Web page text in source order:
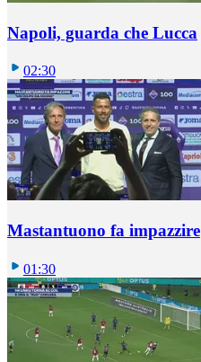
Napoli, guarda che Lucca
02:30
Mastantuono fa impazzire
01:30